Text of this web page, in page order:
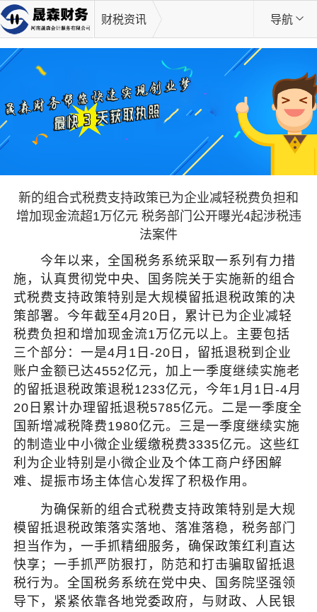
财税资讯 导航
新的组合式税费支持政策已为企业减轻税费负担和
增加现金流超1万亿元 税务部门公开曝光4起涉税违
法案件
今年以来，全国税务系统采取一系列有力措
施，认真贯彻党中央、国务院关于实施新的组合
式税费支持政策特别是大规模留抵退税政策的决
策部署。今年截至4月20日，累计已为企业减轻
税费负担和增加现金流1万亿元以上。主要包括
三个部分：一是4月1日-20日，留抵退税到企业
账户金额已达4552亿元，加上一季度继续实施老
的留抵退税政策退税1233亿元，今年1月1日-4月
20日累计办理留抵退税5785亿元。二是一季度全
国新增减税降费1980亿元。三是一季度继续实施
的制造业中小微企业缓缴税费3335亿元。这些红
利为企业特别是小微企业及个体工商户纾困解
难、提振市场主体信心发挥了积极作用。
为确保新的组合式税费支持政策特别是大规
模留抵退税政策落实落地、落准落稳，税务部门
担当作为，一手抓精细服务，确保政策红利直达
快享；一手抓严防狠打，防范和打击骗取留抵退
税行为。全国税务系统在党中央、国务院坚强领
导下，紧紧依靠各地党委政府，与财政、人民银